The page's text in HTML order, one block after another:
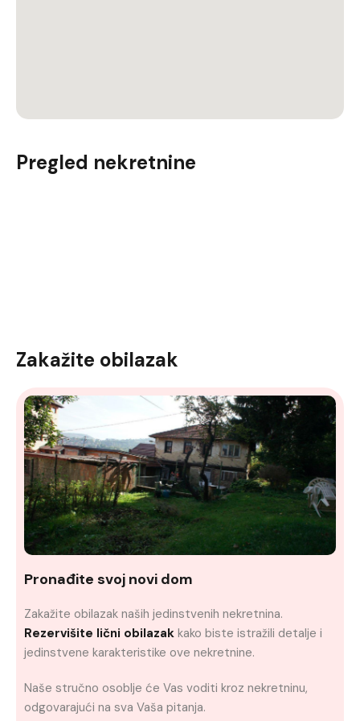
Pregled nekretnine
Zakažite obilazak
Pronađite svoj novi dom
Zakažite obilazak naših jedinstvenih nekretnina.
Rezervišite lični obilazak kako biste istražili detalje i
jedinstvene karakteristike ove nekretnine.
Naše stručno osoblje će Vas voditi kroz nekretninu,
odgovarajući na sva Vaša pitanja.